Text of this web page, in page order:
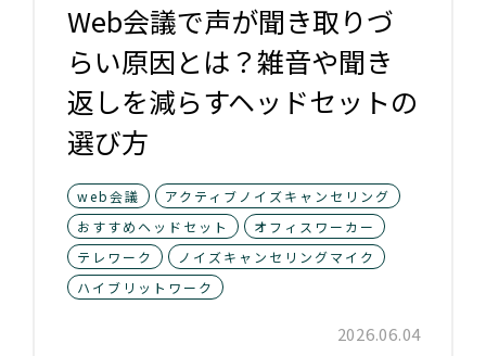
Web会議で声が聞き取りづ
らい原因とは？雑音や聞き
返しを減らすヘッドセットの
選び方
web会議
アクティブノイズキャンセリング
おすすめヘッドセット
オフィスワーカー
テレワーク
ノイズキャンセリングマイク
ハイブリットワーク
2026.06.04